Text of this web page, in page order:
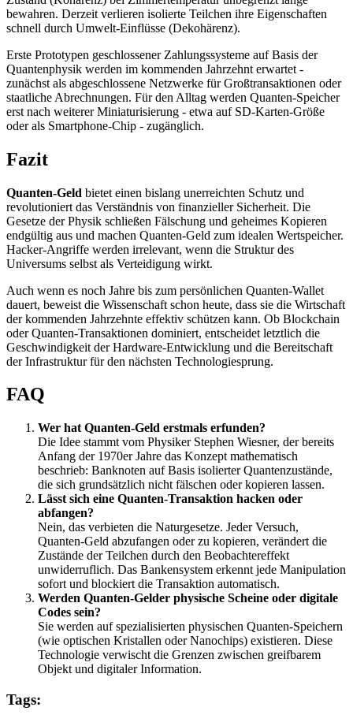
bewahren. Derzeit verlieren isolierte Teilchen ihre Eigenschaften
schnell durch Umwelt-Einflüsse (Dekohärenz).
Erste Prototypen geschlossener Zahlungssysteme auf Basis der
Quantenphysik werden im kommenden Jahrzehnt erwartet -
zunächst als abgeschlossene Netzwerke für Großtransaktionen oder
staatliche Abrechnungen. Für den Alltag werden Quanten-Speicher
erst nach weiterer Miniaturisierung - etwa auf SD-Karten-Größe
oder als Smartphone-Chip - zugänglich.
Fazit
Quanten-Geld bietet einen bislang unerreichten Schutz und
revolutioniert das Verständnis von finanzieller Sicherheit. Die
Gesetze der Physik schließen Fälschung und geheimes Kopieren
endgültig aus und machen Quanten-Geld zum idealen Wertspeicher.
Hacker-Angriffe werden irrelevant, wenn die Struktur des
Universums selbst als Verteidigung wirkt.
Auch wenn es noch Jahre bis zum persönlichen Quanten-Wallet
dauert, beweist die Wissenschaft schon heute, dass sie die Wirtschaft
der kommenden Jahrzehnte effektiv schützen kann. Ob Blockchain
oder Quanten-Transaktionen dominiert, entscheidet letztlich die
Geschwindigkeit der Hardware-Entwicklung und die Bereitschaft
der Infrastruktur für den nächsten Technologiesprung.
FAQ
Wer hat Quanten-Geld erstmals erfunden?
Die Idee stammt vom Physiker Stephen Wiesner, der bereits
Anfang der 1970er Jahre das Konzept mathematisch
beschrieb: Banknoten auf Basis isolierter Quantenzustände,
die sich grundsätzlich nicht fälschen oder kopieren lassen.
Lässt sich eine Quanten-Transaktion hacken oder
abfangen?
Nein, das verbieten die Naturgesetze. Jeder Versuch,
Quanten-Geld abzufangen oder zu kopieren, verändert die
Zustände der Teilchen durch den Beobachtereffekt
unwiderruflich. Das Bankensystem erkennt jede Manipulation
sofort und blockiert die Transaktion automatisch.
Werden Quanten-Gelder physische Scheine oder digitale
Codes sein?
Sie werden auf spezialisierten physischen Quanten-Speichern
(wie optischen Kristallen oder Nanochips) existieren. Diese
Technologie verwischt die Grenzen zwischen greifbarem
Objekt und digitaler Information.
Tags: